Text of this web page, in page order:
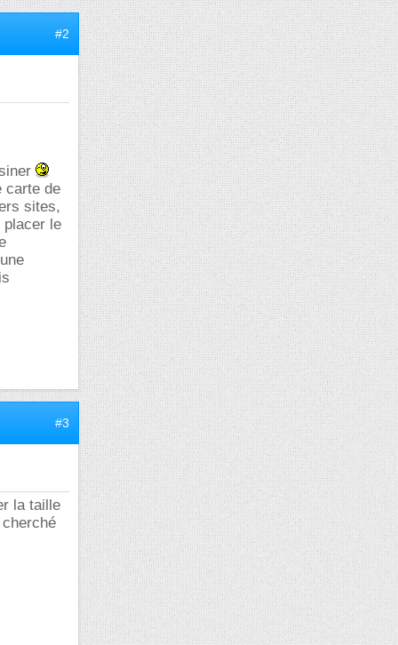
#2
carte de
sites,
placer le
#3
la taille